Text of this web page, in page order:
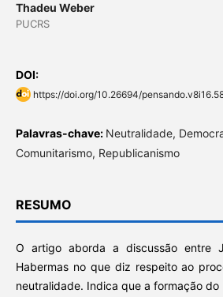
Thadeu Weber
PUCRS
DOI:
https://doi.org/10.26694/
Palavras-chave: Neutralidade,
Comunitarismo, Republicanismo
RESUMO
O artigo aborda a discussão entre
Habermas no que diz respeito ao
neutralidade. Indica que a formação